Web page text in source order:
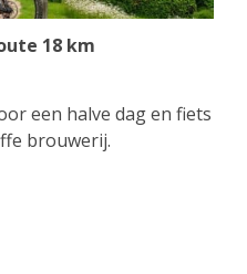
18 km
een halve dag en fiets
brouwerij.